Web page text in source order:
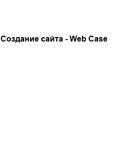
Создание сайта -Web Case